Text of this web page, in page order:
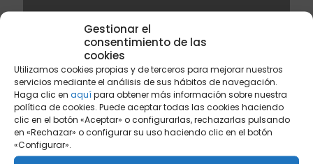
Gestionar el
consentimiento de las
cookies
Utilizamos cookies propias y de terceros para mejorar nuestros
servicios mediante el análisis de sus hábitos de navegación.
Haga clic en aquípara obtener más información sobre nuestra
política de cookies. Puede aceptar todas las cookies haciendo
clic en el botón «Aceptar» o configurarlas, rechazarlas pulsando
en «Rechazar» o configurar su uso haciendo clic en el botón
«Configurar».